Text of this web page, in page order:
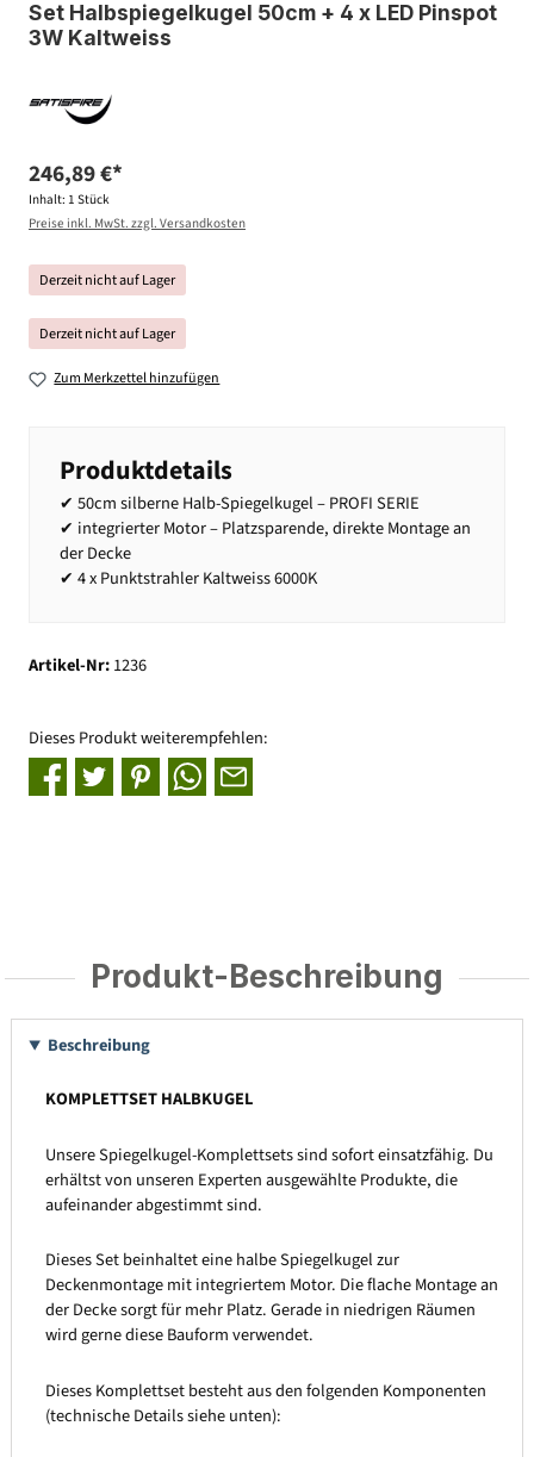
Set Halbspiegelkugel 50cm + 4 x LED Pinspot
3W Kaltweiss
246,89 €*
Inhalt: 1 Stück
Preise inkl. MwSt. zzgl. Versandkosten
Derzeit nicht auf Lager
Derzeit nicht auf Lager
Zum Merkzettel hinzufügen
Produktdetails
✔ 50cm silberne Halb-Spiegelkugel – PROFI SERIE
✔ integrierter Motor – Platzsparende, direkte Montage an
der Decke
✔ 4 x Punktstrahler Kaltweiss 6000K
Artikel-Nr:1236
Dieses Produkt weiterempfehlen:
Produkt-Beschreibung
Beschreibung
KOMPLETTSET HALBKUGEL
Unsere Spiegelkugel-Komplettsets sind sofort einsatzfähig. Du
erhältst von unseren Experten ausgewählte Produkte, die
aufeinander abgestimmt sind.
Dieses Set beinhaltet eine halbe Spiegelkugel zur
Deckenmontage mit integriertem Motor. Die flache Montage an
der Decke sorgt für mehr Platz. Gerade in niedrigen Räumen
wird gerne diese Bauform verwendet.
Dieses Komplettset besteht aus den folgenden Komponenten
(technische Details siehe unten):